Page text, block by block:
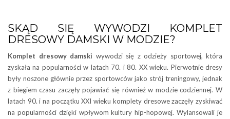
SKĄD SIĘ WYWODZI KOMPLET
DRESOWY DAMSKI W MODZIE?
Komplet dresowy damski wywodzi się z odzieży sportowej, która
zyskała na popularności w latach 70. i 80. XX wieku. Pierwotnie dresy
były noszone głównie przez sportowców jako strój treningowy, jednak
z biegiem czasu zaczęły pojawiać się również w modzie codziennej. W
latach 90. i na początku XXI wieku komplety dresowe zaczęły zyskiwać
na popularności dzięki wpływom kultury hip-hopowej. Wylansowali je